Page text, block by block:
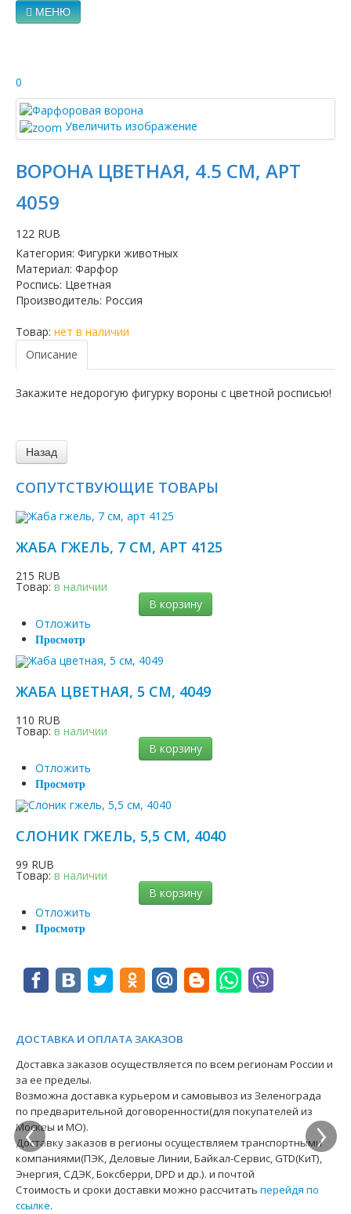
МЕНЮ
0
Увеличить изображение
ВОРОНА ЦВЕТНАЯ, 4.5 СМ, АРТ
4059
122 RUB
Категория: Фигурки животных
Материал: Фарфор
Роспись: Цветная
Производитель: Россия
Товар: нет в наличии
Описание
Закажите недорогую фигурку вороны с цветной росписью!
СОПУТСТВУЮЩИЕ ТОВАРЫ
ЖАБА ГЖЕЛЬ, 7 СМ, АРТ 4125
215 RUB
Товар: в наличии
В корзину
Отложить
Просмотр
ЖАБА ЦВЕТНАЯ, 5 СМ, 4049
110 RUB
Товар: в наличии
В корзину
Отложить
Просмотр
СЛОНИК ГЖЕЛЬ, 5,5 СМ, 4040
99 RUB
Товар: в наличии
В корзину
Отложить
Просмотр
‹ ›
ДОСТАВКА И ОПЛАТА ЗАКАЗОВ
Доставка заказов осуществляется по всем регионам России и
за ее пределы.
Возможна доставка курьером и самовывоз из Зеленограда
по предварительной договоренности(для покупателей из
Москвы и МО).
Доставку заказов в регионы осуществляем транспортными
компаниями(ПЭК, Деловые Линии, Байкал-Сервис, GTD(КиТ),
Энергия, СДЭК, Боксберри, DPD и др.). и почтой
Стоимость и сроки доставки можно рассчитать перейдя по
ссылке.